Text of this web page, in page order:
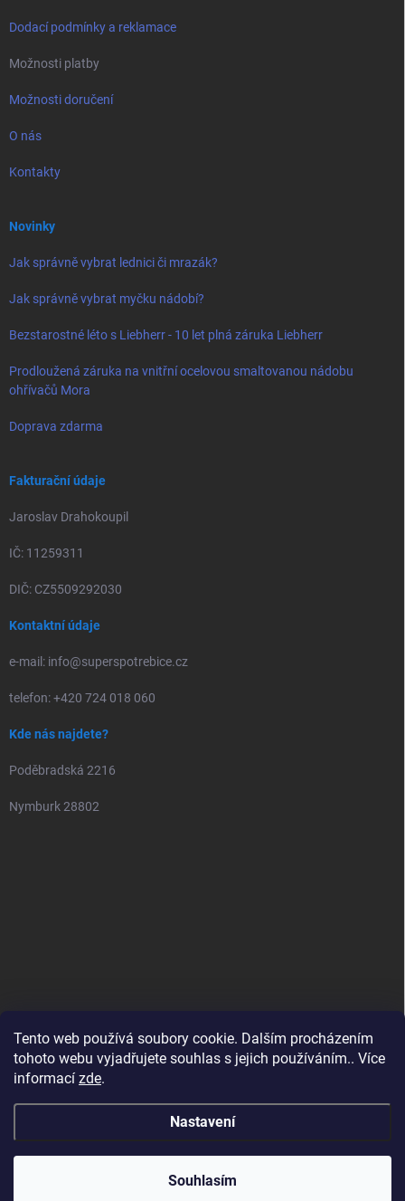
Tento web používá soubory cookie. Dalším procházením
tohoto webu vyjadřujete souhlas s jejich používáním.. Více
informací zde.
Nastavení
Souhlasím
Dodací podmínky a reklamace
Možnosti platby
Možnosti doručení
O nás
Kontakty
Novinky
Jak správně vybrat lednici či mrazák?
Jak správně vybrat myčku nádobí?
Bezstarostné léto s Liebherr - 10 let plná záruka Liebherr
Prodloužená záruka na vnitřní ocelovou smaltovanou nádobu
ohřívačů Mora
Doprava zdarma
Fakturační údaje
Jaroslav Drahokoupil
IČ: 11259311
DIČ: CZ5509292030
Kontaktní údaje
e-mail: info@superspotrebice.cz
telefon: +420 724 018 060
Kde nás najdete?
Poděbradská 2216
Nymburk 28802
SuperSpotřebiče . Všechna práva vyhrazena.